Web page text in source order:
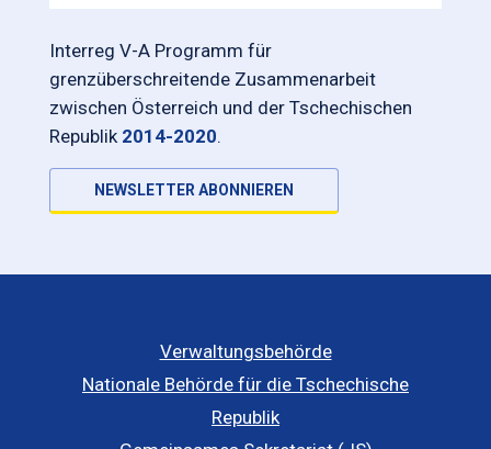
Interreg V-A Programm für
grenzüberschreitende Zusammenarbeit
zwischen Österreich und der Tschechischen
Republik 2014-2020.
NEWSLETTER ABONNIEREN
Verwaltungsbehörde
Nationale Behörde für die Tschechische
Republik